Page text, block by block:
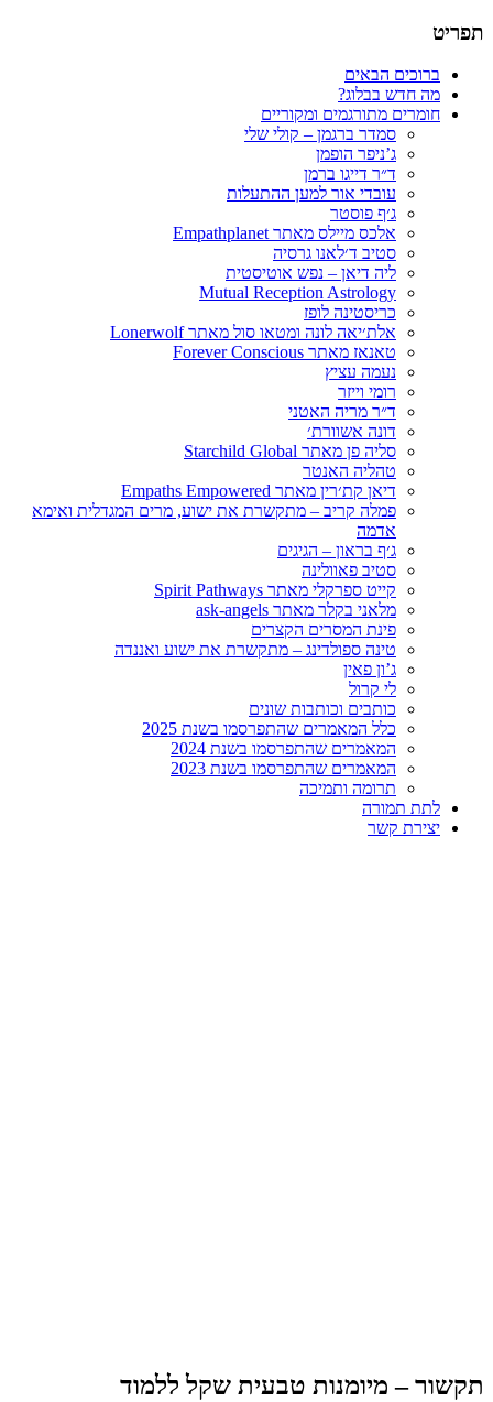
הבלוג של סמדר ברגמן
תפריט
דילוג
לתוכן
ברוכים הבאים
מה חדש בבלוג?
חומרים מתורגמים ומקוריים
סמדר ברגמן – קולי שלי
ג’ניפר הופמן
ד״ר דייגו ברמן
עובדי אור למען ההתעלות
ג׳ף פוסטר
אלכס מיילס מאתר Empathplanet
סטיב ד׳לאנו גרסיה
ליה דיאן – נפש אוטיסטית
Mutual Reception Astrology
כריסטינה לופז
אלת׳יאה לונה ומטאו סול מאתר Lonerwolf
טאנאז מאתר Forever Conscious
נעמה עציץ
רומי וייזר
ד״ר מריה האטני
דונה אשוורת׳
סליה פן מאתר Starchild Global
טהליה האנטר
דיאן קת׳רין מאתר Empaths Empowered
פמלה קריב – מתקשרת את ישוע, מרים המגדלית ואימא
אדמה
ג׳ף בראון – הגיגים
סטיב פאוולינה
קייט ספרקלי מאתר Spirit Pathways
מלאני בקלר מאתר ask-angels
פינת המסרים הקצרים
טינה ספולדינג – מתקשרת את ישוע ואננדה
ג’ון פאין
לי קרול
כותבים וכותבות שונים
כלל המאמרים שהתפרסמו בשנת 2025
המאמרים שהתפרסמו בשנת 2024
המאמרים שהתפרסמו בשנת 2023
תרומה ותמיכה
לתת תמורה
יצירת קשר
תקשור – מיומנות טבעית שקל ללמוד